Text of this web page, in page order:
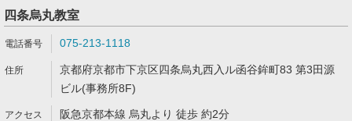
四条烏丸教室
075-213-1118
京都府京都市下京区四条烏丸西入ル函谷鉾町83 第3田源
ビル(事務所8F)
阪急京都本線 烏丸より 徒歩 約2分